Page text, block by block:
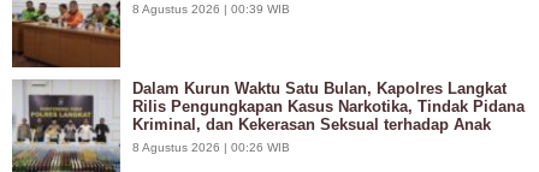
8 Agustus 2026 | 00:39 WIB
Dalam Kurun Waktu Satu Bulan, Kapolres Langkat
Rilis Pengungkapan Kasus Narkotika, Tindak Pidana
Kriminal, dan Kekerasan Seksual terhadap Anak
8 Agustus 2026 | 00:26 WIB